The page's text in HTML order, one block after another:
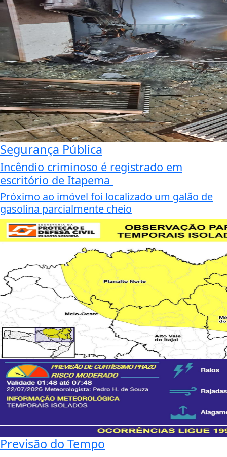
Segurança Pública
Incêndio criminoso é registrado em
escritório de Itapema
Próximo ao imóvel foi localizado um galão de
gasolina parcialmente cheio
Previsão do Tempo